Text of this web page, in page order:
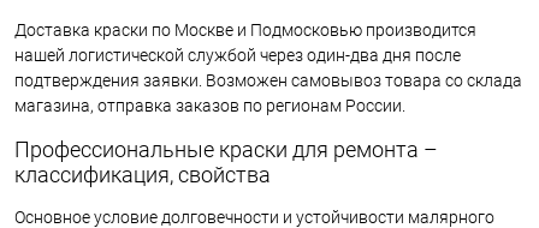
Доставка краски по Москве и Подмосковью производится
нашей логистической службой через один-два дня после
подтверждения заявки. Возможен самовывоз товара со склада
магазина, отправка заказов по регионам России.
Профессиональные краски для ремонта –
классификация, свойства
Основное условие долговечности и устойчивости малярного